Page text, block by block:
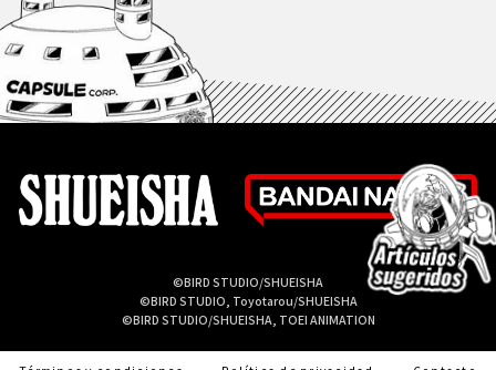
©BIRD STUDIO/SHUEISHA
©BIRD STUDIO, Toyotarou/SHUEISHA
©BIRD STUDIO/SHUEISHA, TOEI ANIMATION